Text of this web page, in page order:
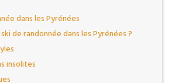
dans les Pyrénées
de randonnée dans les Pyrénées ?
insolites